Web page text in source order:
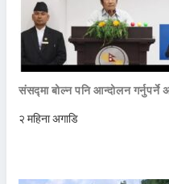
संसद्मा बोल्न पनि आन्दोलन गर्नुपर्ने
२ महिना अगाडि